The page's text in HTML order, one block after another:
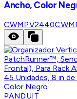
Ancho, Color
CWMPV2440
PANDUIT